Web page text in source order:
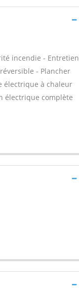
incendie - Entretien
- Plancher
électrique à chaleur
électrique complète